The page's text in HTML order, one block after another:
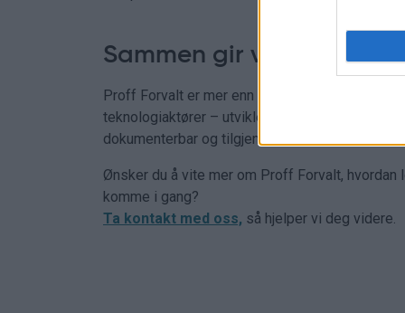
Sammen gir vi deg
Proff Forvalt er mer enn en dataplattform. Det
teknologiaktører – utviklet for profesjonelle
dokumenterbar og tilgjengelig informasjon i sitt
Ønsker du å vite mer om Proff Forvalt,
komme i gang?
Ta kontakt med oss, så hjelper vi deg videre.